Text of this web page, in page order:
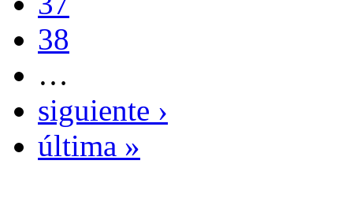
38
…
siguiente ›
última »